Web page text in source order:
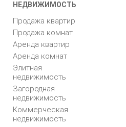
НЕДВИЖИМОСТЬ
Продажа квартир
Продажа комнат
Аренда квартир
Аренда комнат
Элитная
недвижимость
Загородная
недвижимость
Коммерческая
недвижимость